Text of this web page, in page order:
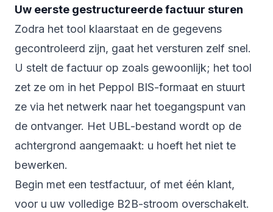
Uw eerste gestructureerde factuur sturen
Zodra het tool klaarstaat en de gegevens
gecontroleerd zijn, gaat het versturen zelf snel.
U stelt de factuur op zoals gewoonlijk; het tool
zet ze om in het Peppol BIS-formaat en stuurt
ze via het netwerk naar het toegangspunt van
de ontvanger. Het UBL-bestand wordt op de
achtergrond aangemaakt: u hoeft het niet te
bewerken.
Begin met een testfactuur, of met één klant,
voor u uw volledige B2B-stroom overschakelt.